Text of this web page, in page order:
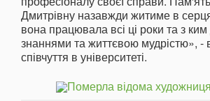
Дмитрівну назавжди житиме в
вона працювала всі ці роки та з ким
знаннями та життєвою мудрістю»,
співчуття в університеті.